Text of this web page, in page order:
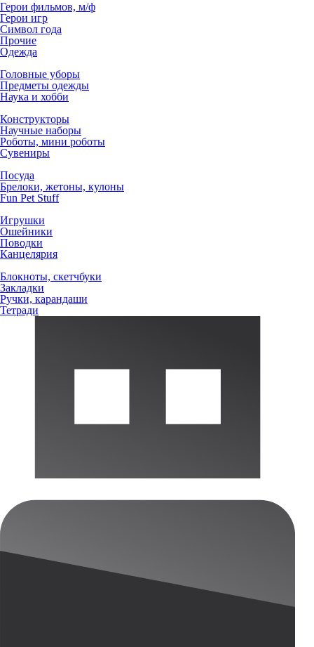
Герои фильмов, м/ф
Герои игр
Символ года
Прочие
Одежда
Головные уборы
Предметы одежды
Наука и хобби
Конструкторы
Научные наборы
Роботы, мини роботы
Сувениры
Посуда
Брелоки, жетоны, кулоны
Fun Pet Stuff
Игрушки
Ошейники
Поводки
Канцелярия
Блокноты, скетчбуки
Закладки
Ручки, карандаши
Тетради